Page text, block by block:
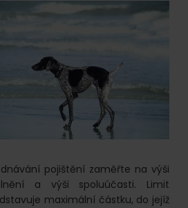
pojištění zaměřte na výši
a výši spoluúčasti. Limit
maximální částku, do jejíž